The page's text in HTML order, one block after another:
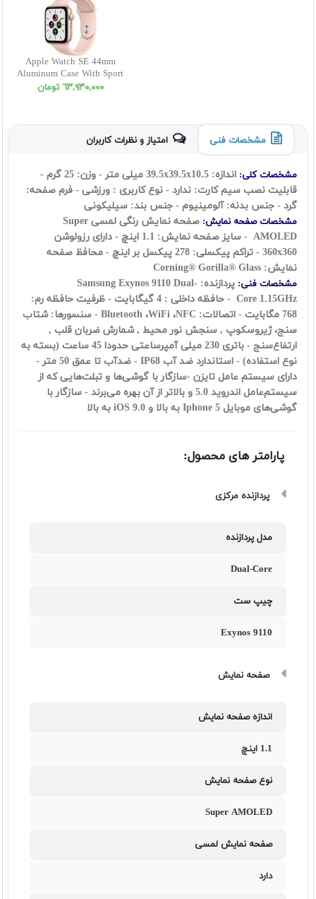
Apple Watch SE 44mm
Aluminum Case With Sport
Band 2020
٦٣,٩٣٠,٠٠٠ تومان
مشخصات فنی امتیاز و نظرات کاربران
مشخصات کلی:
اندازه: 39.5x39.5x10.5 میلی متر - وزن: 25 گرم -
قابلیت نصب سیم کارت: ندارد - نوع کاربری : ورزشی - فرم صفحه:
گرد - جنس بدنه: آلومینیوم - جنس بند: سیلیکونی
مشخصات صفحه نمایش:
صفحه نمایش رنگی لمسی Super
AMOLED - سایز صفحه نمایش: 1.1 اینچ - دارای رزولوشن
360x360 - تراکم پیکسلی: 278 پیکسل بر اینچ - محافظ صفحه
نمایش: Corning® Gorilla® Glass
مشخصات فنی:
پردازنده: Samsung Exynos 9110 Dual-
Core 1.15GHz - حافظه داخلی : 4 گیگابایت - ظرفیت حافظه رم:
768 مگابایت - اتصالات: Bluetooth ،WiFi ،NFC - سنسورها: شتاب
سنج، ژیروسکوپ , سنجش نور محیط , شمارش ضربان قلب ,
ارتفاع‌سنج - باتری 230 میلی آمپرساعتی حدودا 45 ساعت (بسته به
نوع استفاده) - استاندارد ضد آب IP68 - ضدآب تا عمق 50 متر -
دارای سیستم عامل تایزن -سازگار با گوشی‌ها و تبلت‌هایی که از
سیستم‌عامل اندروید 5.0 و بالاتر از آن بهره می‌برند - سازگار با
گوشی‌های موبایل Iphone 5 به بالا و iOS 9.0 به بالا
پارامتر های محصول:
پردازنده مرکزی
مدل پردازنده
Dual-Core
چیپ ست
Exynos 9110
صفحه نمایش
اندازه صفحه نمایش
1.1 اینچ
نوع صفحه نمایش
Super AMOLED
صفحه نمایش لمسی
دارد